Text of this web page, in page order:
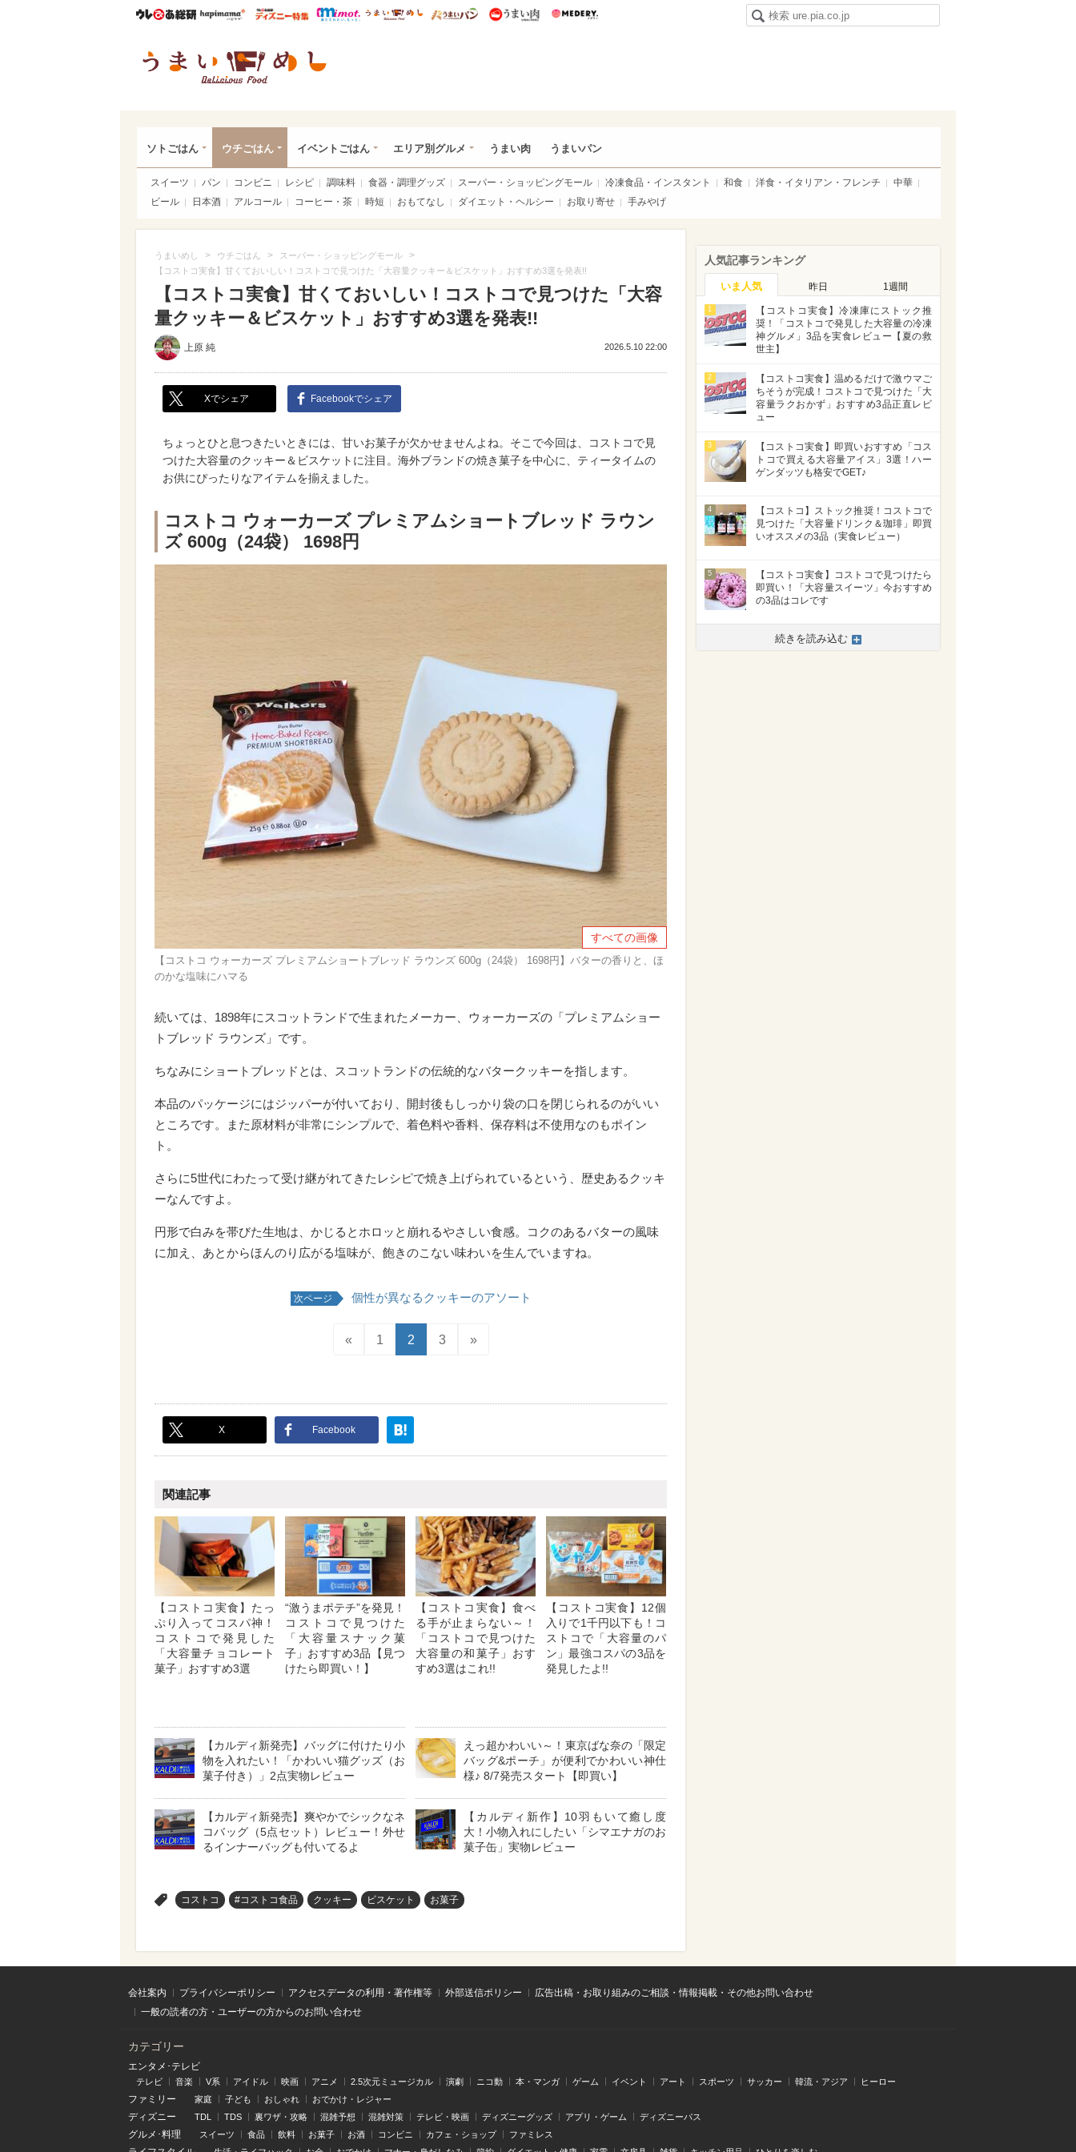
ウレぴあ総研ハピママ* ウレぴあ総研 ディズニー特集
mimot. うまいめし うまいパン うまい肉
ソトごはん ウチごはん イベントごはん エリア別グルメ うまい肉 うまいパン
スイーツ パン コンビニ レシピ 調味料 食器・調理グッズ スーパー・ショッピングモール 冷凍食品・インスタント 和食 洋食・イタリアン・フレンチ
中華
ビール
日本酒 アルコール コーヒー・茶 時短 おもてなし ダイエット・ヘルシー お取り寄せ 手みやげ
うまいめし > ウチごはん > スーパー・ショッピングモール >
【コストコ実食】甘くておいしい！コストコで見つけた「大容量クッキー＆ビスケット」おすすめ3選を発表!!
【コストコ実食】甘くておいしい！コストコで見つけた「大容
量クッキー＆ビスケット」おすすめ3選を発表!!
上原 純 2026.5.10 22:00
Xでシェア Facebookでシェア
ちょっとひと息つきたいときには、甘いお菓子が欠かせませんよね。そこで今回は、コストコで見
つけた大容量のクッキー＆ビスケットに注目。海外ブランドの焼き菓子を中心に、ティータイムの
お供にぴったりなアイテムを揃えました。
コストコ ウォーカーズ プレミアムショートブレッド ラウン
ズ 600g（24袋） 1698円
すべての画像
【コストコ ウォーカーズ プレミアムショートブレッド ラウンズ 600g（24袋） 1698円】バターの香りと、ほ
のかな塩味にハマる
続いては、1898年にスコットランドで生まれたメーカー、ウォーカーズの「プレミアムショー
トブレッド ラウンズ」です。
ちなみにショートブレッドとは、スコットランドの伝統的なバタークッキーを指します。
本品のパッケージにはジッパーが付いており、開封後もしっかり袋の口を閉じられるのがいい
ところです。また原材料が非常にシンプルで、着色料や香料、保存料は不使用なのもポイン
ト。
さらに5世代にわたって受け継がれてきたレシピで焼き上げられているという、歴史あるクッキ
ーなんですよ。
円形で白みを帯びた生地は、かじるとホロッと崩れるやさしい食感。コクのあるバターの風味
に加え、あとからほんのり広がる塩味が、飽きのこない味わいを生んでいますね。
次ページ 個性が異なるクッキーのアソート
« 1 2 3 »
X Facebook
関連記事
【コストコ実食】たっ
ぷり入ってコスパ神！
コストコで発見した
「大容量チョコレート
菓子」おすすめ3選
“激うまポテチ”を発見！
コストコで見つけた
「大容量スナック菓
子」おすすめ3品【見つ
けたら即買い！】
【コストコ実食】食べ
る手が止まらない～！
「コストコで見つけた
大容量の和菓子」おす
すめ3選はこれ!!
【コストコ実食】12個
入りで1千円以下も！コ
ストコで「大容量のパ
ン」最強コスパの3品を
発見したよ!!
【カルディ新発売】バッグに付けたり小
物を入れたい！「かわいい猫グッズ（お
菓子付き）」2点実物レビュー
えっ超かわいい～！東京ばな奈の「限定
バッグ&ポーチ」が便利でかわいい神仕
様♪ 8/7発売スタート【即買い】
【カルディ新発売】爽やかでシックなネ
コバッグ（5点セット）レビュー！外せ
るインナーバッグも付いてるよ
【カルディ新作】10羽もいて癒し度
大！小物入れにしたい「シマエナガのお
菓子缶」実物レビュー
コストコ #コストコ食品 クッキー ビスケット お菓子
人気記事ランキング
いま人気 昨日 1週間
1
【コストコ実食】冷凍庫にストック推
奨！「コストコで発見した大容量の冷凍
神グルメ」3品を実食レビュー【夏の救
世主】
2
【コストコ実食】温めるだけで激ウマご
ちそうが完成！コストコで見つけた「大
容量ラクおかず」おすすめ3品正直レビ
ュー
3
【コストコ実食】即買いおすすめ「コス
トコで買える大容量アイス」3選！ハー
ゲンダッツも格安でGET♪
4
【コストコ】ストック推奨！コストコで
見つけた「大容量ドリンク＆珈琲」即買
いオススメの3品（実食レビュー）
5
【コストコ実食】コストコで見つけたら
即買い！「大容量スイーツ」今おすすめ
の3品はコレです
続きを読み込む
会社案内 プライバシーポリシー アクセスデータの利用・著作権等 外部送信ポリシー
広告出稿・お取り組みのご相談・情報掲載・その他お問い合わせ
一般の読者の方・ユーザーの方からのお問い合わせ
カテゴリー
エンタメ･テレビ
テレビ 音楽 V系 アイドル 映画 アニメ 2.5次元ミュージカル 演劇 ニコ動 本・マンガ ゲーム イベント アート スポーツ サッカー 韓流・アジア ヒーロー
ファミリー 家庭 子ども おしゃれ おでかけ・レジャー
ディズニー TDL TDS 裏ワザ・攻略 混雑予想 混雑対策 テレビ・映画 ディズニーグッズ アプリ・ゲーム ディズニーパス
グルメ･料理 スイーツ 食品 飲料 お菓子 お酒 コンビニ カフェ・ショップ ファミレス